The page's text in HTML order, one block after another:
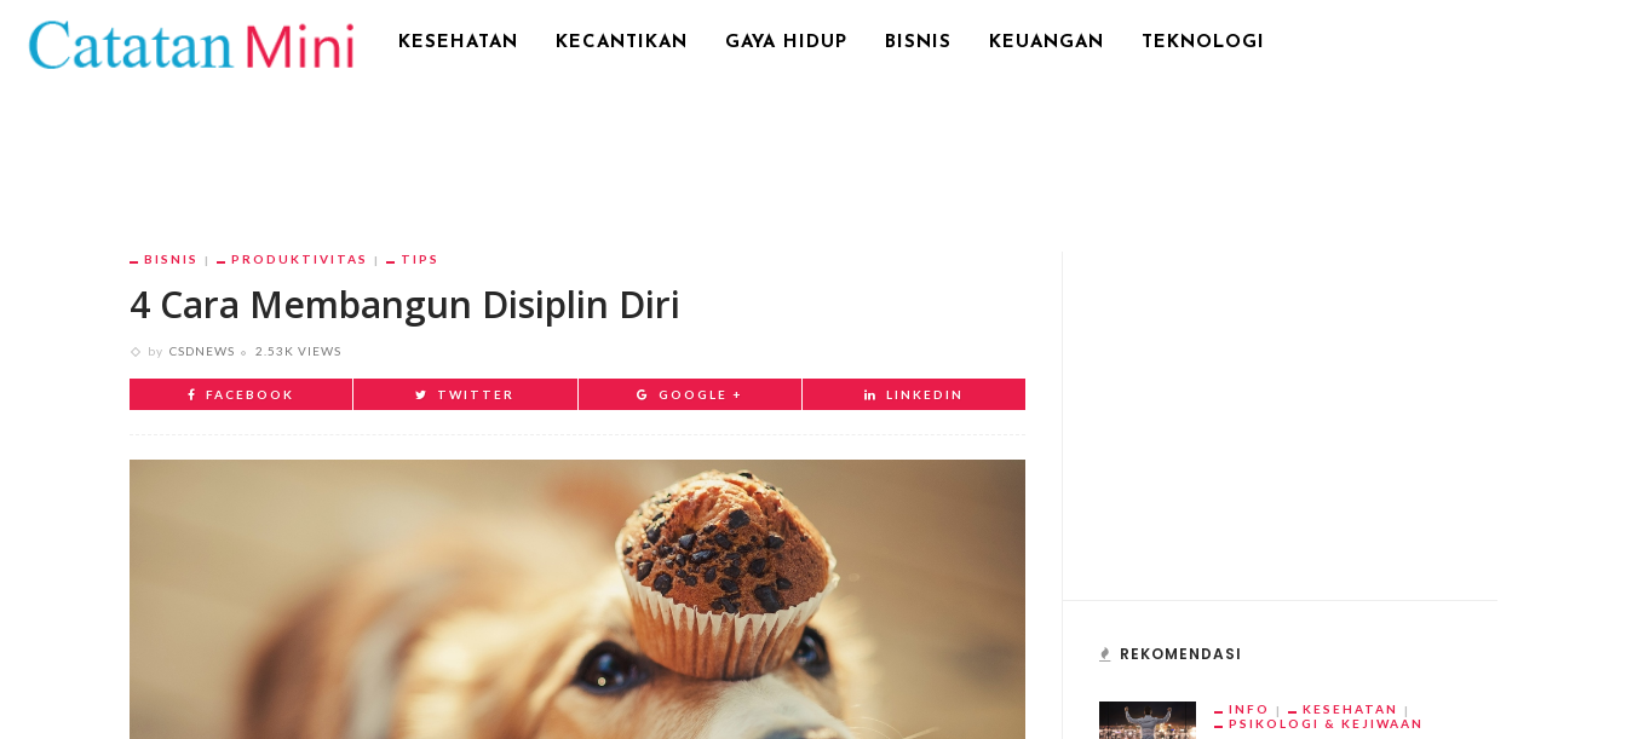
KESEHATAN KECANTIKAN GAYA HIDUP BISNIS KEUANGAN TEKNOLOGI
BISNIS PRODUKTIVITAS TIPS
4 Cara Membangun Disiplin Diri
by CSDNEWS 2.53K VIEWS
FACEBOOK TWITTER GOOGLE + LINKEDIN
REKOMENDASI
INFO
KESEHATAN
PSIKOLOGI & KEJIWAAN